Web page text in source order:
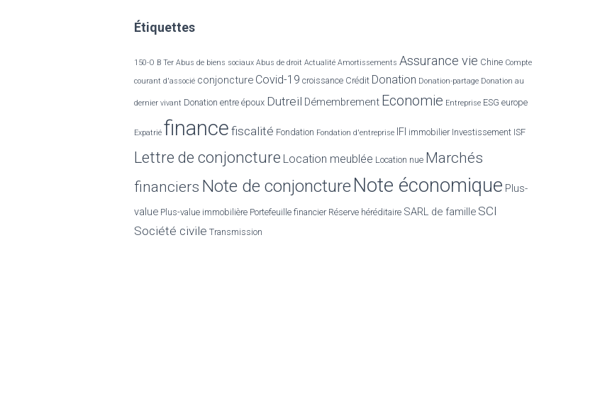
h
r
Étiquettes
150-O B Ter Abus de biens sociaux Abus de droit Actualité Amortissements Assurance vie Chine Compte
courant d'associé conjoncture Covid-19 croissance Crédit Donation Donation-partage Donation au
dernier vivant Donation entre époux Dutreil Démembrement Economie Entreprise ESG europe
Expatrié finance fiscalité Fondation Fondation d'entreprise IFI immobilier Investissement ISF
Lettre de conjoncture Location meublée Location nue Marchés
financiers Note de conjoncture Note économique Plus-
value Plus-value immobilière Portefeuille financier Réserve héréditaire SARL de famille SCI
Société civile Transmission